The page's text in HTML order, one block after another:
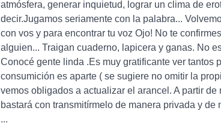
atmósfera, generar inquietud, lograr un clima de
decir.Jugamos seriamente con la palabra...
con vos y para encontrar tu voz Ojo! No te
alguien... Traigan cuaderno, lapicera y ganas. No
Conocé gente linda .Es muy gratificante ver tantos
consumición es aparte ( se sugiere no omitir la
vemos obligados a actualizar el arancel. A partir
bastará con transmitírmelo de manera privada y
...